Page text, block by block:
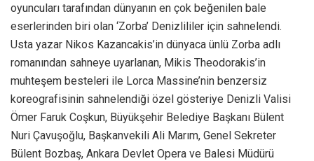
oyuncuları tarafından dünyanın en çok beğenilen bale
eserlerinden biri olan ‘Zorba’ Denizlililer için sahnelendi.
Usta yazar Nikos Kazancakis’in dünyaca ünlü Zorba adlı
romanından sahneye uyarlanan, Mikis Theodorakis’in
muhteşem besteleri ile Lorca Massine’nin benzersiz
koreografisinin sahnelendiği özel gösteriye Denizli Valisi
Ömer Faruk Coşkun, Büyükşehir Belediye Başkanı Bülent
Nuri Çavuşoğlu, Başkanvekili Ali Marım, Genel Sekreter
Bülent Bozbaş, Ankara Devlet Opera ve Balesi Müdürü